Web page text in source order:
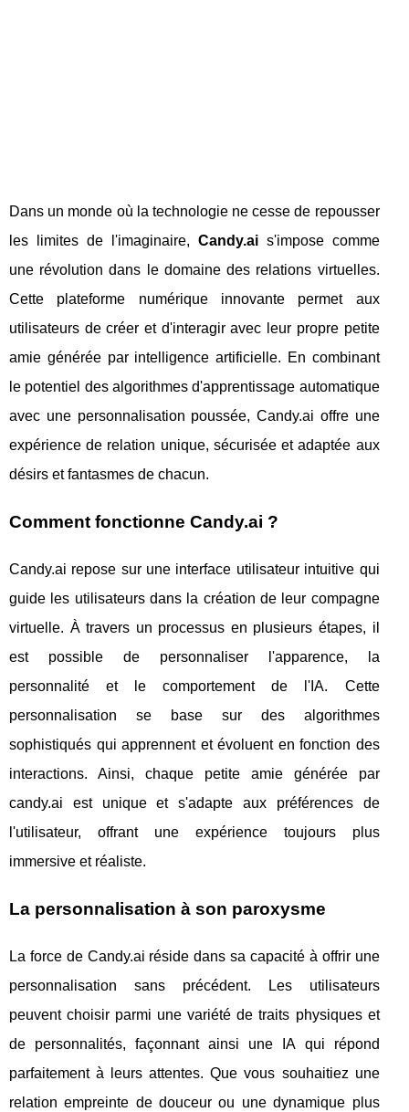
Dans un monde où la technologie ne cesse de repousser
les limites de l'imaginaire, Candy.ais'impose comme
une révolution dans le domaine des relations virtuelles.
Cette plateforme numérique innovante permet aux
utilisateurs de créer et d'interagir avec leur propre petite
amie générée par intelligence artificielle. En combinant
le potentiel des algorithmes d'apprentissage automatique
avec une personnalisation poussée, Candy.ai offre une
expérience de relation unique, sécurisée et adaptée aux
désirs et fantasmes de chacun.
Comment fonctionne Candy.ai ?
Candy.ai repose sur une interface utilisateur intuitive qui
guide les utilisateurs dans la création de leur compagne
virtuelle. À travers un processus en plusieurs étapes, il
est possible de personnaliser l'apparence, la
personnalité et le comportement de l'IA. Cette
personnalisation se base sur des algorithmes
sophistiqués qui apprennent et évoluent en fonction des
interactions. Ainsi, chaque petite amie générée par
candy.ai est unique et s'adapte aux préférences de
l'utilisateur, offrant une expérience toujours plus
immersive et réaliste.
La personnalisation à son paroxysme
La force de Candy.ai réside dans sa capacité à offrir une
personnalisation sans précédent. Les utilisateurs
peuvent choisir parmi une variété de traits physiques et
de personnalités, façonnant ainsi une IA qui répond
parfaitement à leurs attentes. Que vous souhaitiez une
relation empreinte de douceur ou une dynamique plus